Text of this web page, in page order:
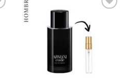
A LA
LISTA
DESEOS